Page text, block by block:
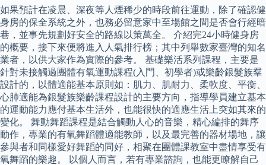
如果預計在凌晨、深夜等人煙稀少的時段前往運動，除了確認健
身房的保全系統之外，也務必留意家中至場館之間是否會行經暗
巷，並事先規劃好安全的路線以策萬全。 介紹完24小時健身房
的概要，接下來便將進入人氣排行榜；其中列舉數家臺灣的知名
業者，以供大家作為實際的參考。 基礎樂活系列課程，主要是
針對未接觸過團體有氧運動課程(入門、初學者)或樂齡銀髮族羣
設計的，以體適能基本原則如：肌力、肌耐力、柔軟度、平衡、
心肺適能為銀髮族樂齡課程設計的主要方向，指導學員建立基本
的運動能力應付基本生活外，也能很快的適應生活上突如其來的
變化。 舞動舞蹈課程是結合觸動人心的音樂，精心編排的舞序
動作，專業的有氧舞蹈體適能教師，以及最完善的器材場地，讓
參與者和同樣愛好舞蹈的同好，相聚在團體課教室中盡情享受有
氧舞蹈的樂趣。 以個人而言，若有專業諮詢，也能更瞭解自己